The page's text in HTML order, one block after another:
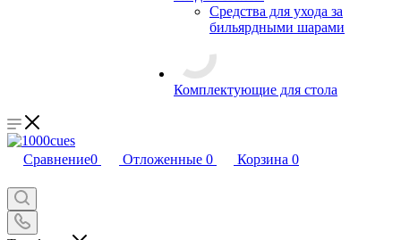
Средства для ухода за
бильярдными шарами
Комплектующие для стола
Сравнение0 Отложенные 0 Корзина 0